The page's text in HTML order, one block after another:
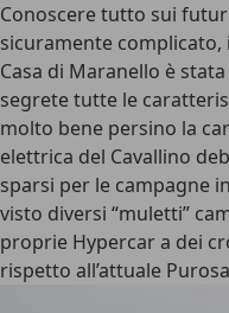
Conoscere tutto sui
sicuramente
Casa di Maranello è
segrete tutte le
molto bene persino la
elettrica del Cavallino
sparsi per le campagne
visto diversi “muletti”
proprie Hypercar a dei
rispetto all’attuale